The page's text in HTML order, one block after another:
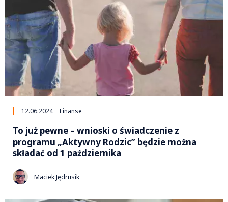
12.06.2024 Finanse
To już pewne – wnioski o świadczenie z
programu „Aktywny Rodzic” będzie można
składać od 1 października
Maciek Jędrusik